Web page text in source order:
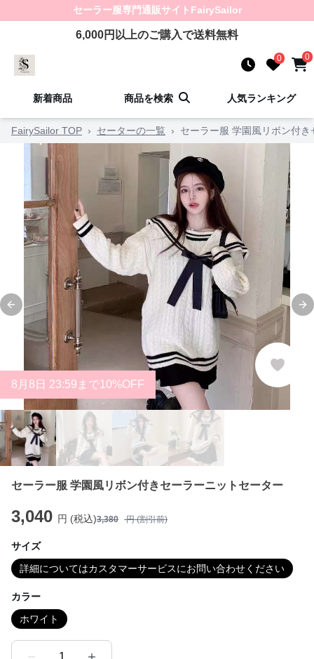
セーラー服専門通販サイト FairySailor
6,000円以上のご購入で送料無料
0 0
新着商品 商品を検索 人気ランキング
FairySailor TOP › セーターの一覧 › セーラー服 学園風リボン付
Previous slide
8 月 8 日 23:59まで10%OFF
セーラー服 学園風リボン付きセーラーニットセーター
3,040 円 (税込)3,380 円 (割引前)
サイズ
詳細についてはカスタマーサービスにお問い合わせください
カラー
ホワイト
1